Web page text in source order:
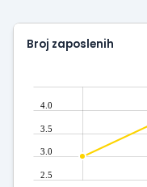
Broj zaposlenih
2.5
3.0
3.5
4.0